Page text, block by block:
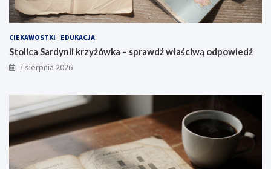
CIEKAWOSTKI EDUKACJA
Stolica Sardynii krzyżówka – sprawdź właściwą odpowiedź
7 sierpnia 2026